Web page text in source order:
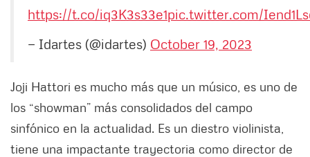
https://t.co/iq3K3s33e1pic.twitter.com/
— Idartes (@idartes) October 19, 2023
Joji Hattori es mucho más que un músico, es uno de
los “showman” más consolidados del campo
sinfónico en la actualidad. Es un diestro violinista,
tiene una impactante trayectoria como director de